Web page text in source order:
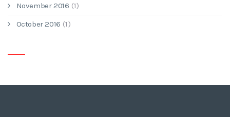
November 2016 (1)
October 2016 (1)